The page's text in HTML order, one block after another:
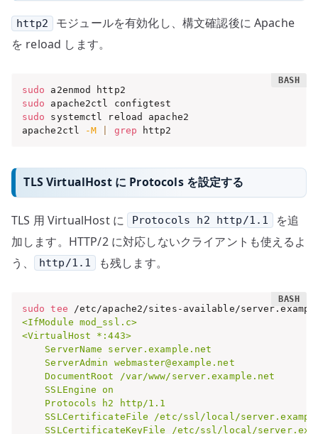
http2
モジュールを有効化し、構文確認後に Apache
を reload します。
sudo
sudo
sudo systemctl reload apache2
apache2ctl
-M grep http2
TLS VirtualHost に Protocols を設定する
TLS 用 VirtualHost に Protocols h2 http/1.1
を追
加します。HTTP/2 に対応しないクライアントも使えるよ
う、
http/1.1 も残します。
sudo tee /etc/apache2/sites-available/
<IfModule mod_ssl.c>
<VirtualHost *:443>
    ServerName server.example.net
    ServerAdmin webmaster@example.net
    DocumentRoot /var/www/server.example.net
    SSLEngine on
    Protocols h2 http/1.1
SSLCertificateFile /etc/ssl/local/
SSLCertificateKeyFile /etc/ssl/local/